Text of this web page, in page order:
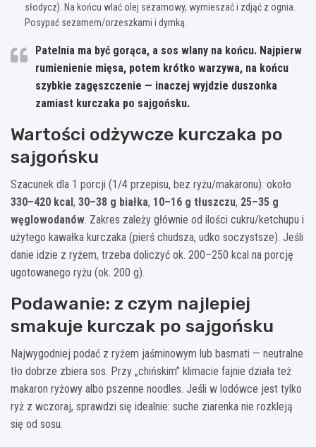
słodycz). Na końcu wlać olej sezamowy, wymieszać i zdjąć z ognia.
Posypać sezamem/orzeszkami i dymką.
Patelnia ma być gorąca, a sos wlany na końcu. Najpierw
rumienienie mięsa, potem krótko warzywa, na końcu
szybkie zagęszczenie — inaczej wyjdzie duszonka
zamiast kurczaka po sajgońsku.
Wartości odżywcze kurczaka po
sajgońsku
Szacunek dla 1 porcji (1/4 przepisu, bez ryżu/makaronu): około
330–420 kcal, 30–38 g białka, 10–16 g tłuszczu, 25–35 g
węglowodanów. Zakres zależy głównie od ilości cukru/ketchupu i
użytego kawałka kurczaka (pierś chudsza, udko soczystsze). Jeśli
danie idzie z ryżem, trzeba doliczyć ok. 200–250 kcal na porcję
ugotowanego ryżu (ok. 200 g).
Podawanie: z czym najlepiej
smakuje kurczak po sajgońsku
Najwygodniej podać z ryżem jaśminowym lub basmati — neutralne
tło dobrze zbiera sos. Przy „chińskim” klimacie fajnie działa też
makaron ryżowy albo pszenne noodles. Jeśli w lodówce jest tylko
ryż z wczoraj, sprawdzi się idealnie: suche ziarenka nie rozkleją
się od sosu.